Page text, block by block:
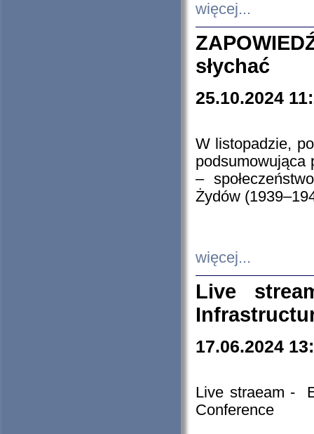
więcej...
słychać
25.10.2024
W listopadzie,
podsumowująca
–
Żydów
więcej...
Live
17.06.2024
Live straeam -
Conference